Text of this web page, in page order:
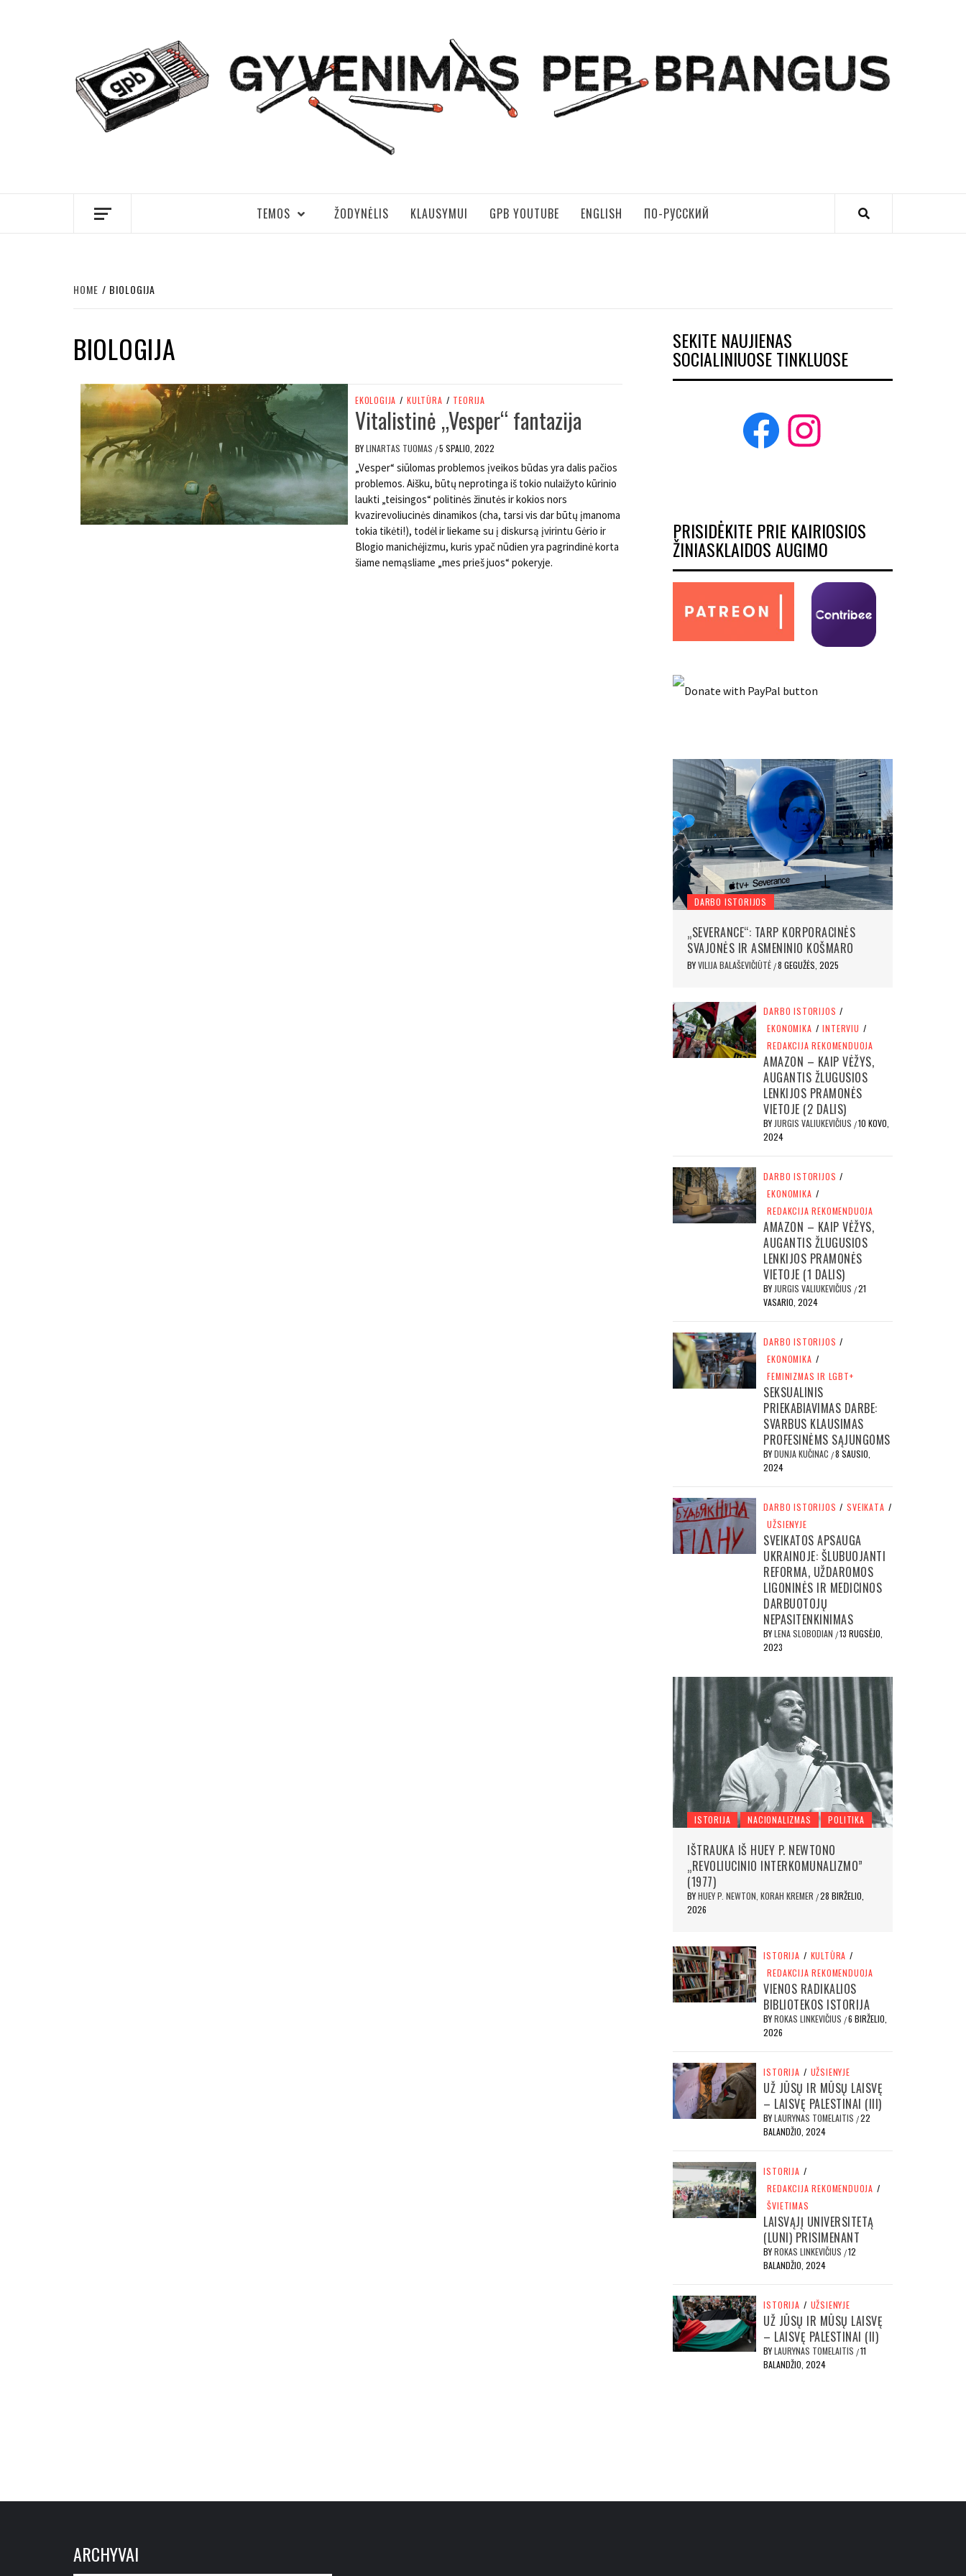
TEMOS ŽODYNĖLIS KLAUSYMUI GPB YOUTUBE ENGLISH ПО-РУССКИЙ
HOME BIOLOGIJA
BIOLOGIJA
EKOLOGIJA / KULTŪRA / TEORIJA
Vitalistinė „Vesper“ fantazija
BYLINARTAS TUOMAS /5 SPALIO, 2022
„Vesper“ siūlomas problemos įveikos būdas yra dalis pačios
problemos. Aišku, būtų neprotinga iš tokio nulaižyto kūrinio
laukti „teisingos“ politinės žinutės ir kokios nors
kvazirevoliucinės dinamikos (cha, tarsi vis dar būtų įmanoma
tokia tikėti!), todėl ir liekame su į diskursą įvirintu Gėrio ir
Blogio manichėjizmu, kuris ypač nūdien yra pagrindinė korta
šiame nemąsliame „mes prieš juos“ pokeryje.
SEKITE NAUJIENAS
SOCIALINIUOSE TINKLUOSE
Facebook
Instagram
PRISIDĖKITE PRIE KAIRIOSIOS
ŽINIASKLAIDOS AUGIMO
DARBO ISTORIJOS
„SEVERANCE“: TARP KORPORACINĖS
SVAJONĖS IR ASMENINIO KOŠMARO
BYVILIJA BALAŠEVIČIŪTĖ /8 GEGUŽĖS, 2025
DARBO ISTORIJOS /
EKONOMIKA / INTERVIU /
REDAKCIJA REKOMENDUOJA
AMAZON – KAIP VĖŽYS,
AUGANTIS ŽLUGUSIOS
LENKIJOS PRAMONĖS
VIETOJE (2 DALIS)
BY JURGIS VALIUKEVIČIUS /10 KOVO,
2024
DARBO ISTORIJOS /
EKONOMIKA /
REDAKCIJA REKOMENDUOJA
AMAZON – KAIP VĖŽYS,
AUGANTIS ŽLUGUSIOS
LENKIJOS PRAMONĖS
VIETOJE (1 DALIS)
BY JURGIS VALIUKEVIČIUS /21
VASARIO, 2024
DARBO ISTORIJOS /
EKONOMIKA /
FEMINIZMAS IR LGBT+
SEKSUALINIS
PRIEKABIAVIMAS DARBE:
SVARBUS KLAUSIMAS
PROFESINĖMS SĄJUNGOMS
BYDUNJA KUČINAC /8 SAUSIO,
2024
DARBO ISTORIJOS / SVEIKATA /
UŽSIENYJE
SVEIKATOS APSAUGA
UKRAINOJE: ŠLUBUOJANTI
REFORMA, UŽDAROMOS
LIGONINĖS IR MEDICINOS
DARBUOTOJŲ
NEPASITENKINIMAS
BYLENA SLOBODIAN /13 RUGSĖJO,
2023
ISTORIJA NACIONALIZMAS POLITIKA
IŠTRAUKA IŠ HUEY P. NEWTONO
„REVOLIUCINIO INTERKOMUNALIZMO”
(1977)
BYHUEY P. NEWTON, KORAH KREMER /28 BIRŽELIO,
2026
ISTORIJA / KULTŪRA /
REDAKCIJA REKOMENDUOJA
VIENOS RADIKALIOS
BIBLIOTEKOS ISTORIJA
BYROKAS LINKEVIČIUS /6 BIRŽELIO,
2026
ISTORIJA / UŽSIENYJE
UŽ JŪSŲ IR MŪSŲ LAISVĘ
– LAISVĘ PALESTINAI (III)
BYLAURYNAS TOMELAITIS /22
BALANDŽIO, 2024
ISTORIJA /
REDAKCIJA REKOMENDUOJA /
ŠVIETIMAS
LAISVĄJĮ UNIVERSITETĄ
(LUNI) PRISIMENANT
BYROKAS LINKEVIČIUS /12
BALANDŽIO, 2024
ISTORIJA / UŽSIENYJE
UŽ JŪSŲ IR MŪSŲ LAISVĘ
– LAISVĘ PALESTINAI (II)
BYLAURYNAS TOMELAITIS /11
BALANDŽIO, 2024
ARCHYVAI